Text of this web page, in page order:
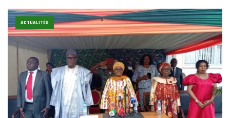
ACTUALITÉS